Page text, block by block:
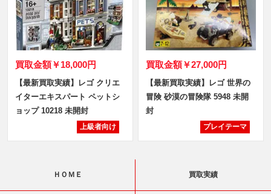
買取金額￥18,000円
【最新買取実績】レゴ クリエ
イターエキスパート ペットシ
ョップ 10218 未開封
上級者向け
買取金額￥27,000円
【最新買取実績】レゴ 世界の
冒険 砂漠の冒険隊 5948 未開
封
プレイテーマ
ＨＯＭＥ 買取実績